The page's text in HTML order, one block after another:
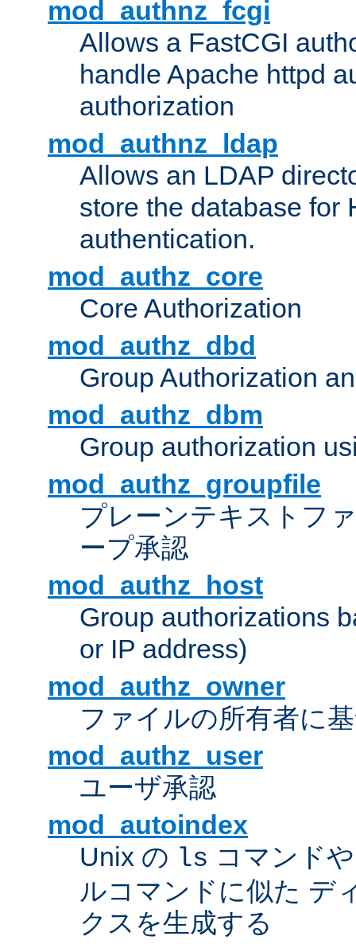
mod_authnz_fcgi
Allows a FastCGI
handle Apache httpd
authorization
mod_authnz_ldap
Allows an LDAP
store the database for
authentication.
mod_authz_core
Core Authorization
mod_authz_dbd
Group Authorization
mod_authz_dbm
Group authorization
mod_authz_groupfile
プレーンテキストフ
ープ承認
mod_authz_host
Group authorizations
or IP address)
mod_authz_owner
ファイルの所有者に
mod_authz_user
ユーザ承認
mod_autoindex
Unix の ls コマンド
ルコマンドに似た デ
クスを生成する